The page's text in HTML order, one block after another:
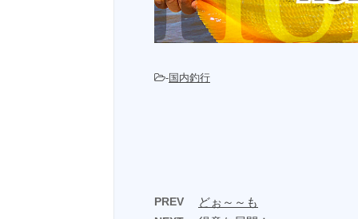
-国内釣行
PREV どぉ～～も